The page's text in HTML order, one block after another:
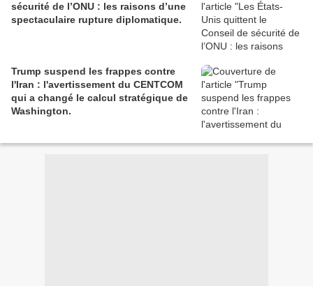
sécurité de l’ONU : les raisons d’une
spectaculaire rupture diplomatique.
Trump suspend les frappes contre
l'Iran : l'avertissement du CENTCOM
qui a changé le calcul stratégique de
Washington.